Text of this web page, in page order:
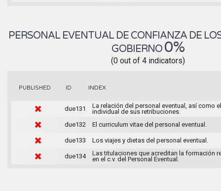
PERSONAL EVENTUAL DE CONFIANZA DE
GOBIERNO 0%
(0 out of 4 indicators)
PUBLISHED ID INDEX
due131
La relación del personal eventual, así como
individual de sus retribuciones.
due132
El curriculum vitae del personal eventual.
due133 Los viajes y dietas del personal eventual.
due134
Las titulaciones que acreditan la formación
en el c.v. del Personal Eventual.